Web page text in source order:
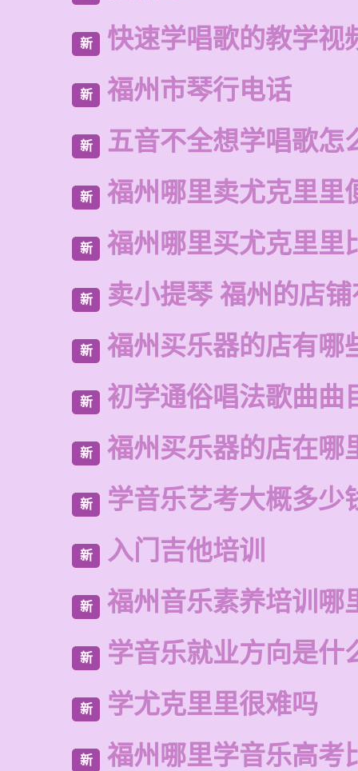
新 快速学唱歌的教学视
新 福州市琴行电话
新 五音不全想学唱歌怎
新 福州哪里卖尤克里里
新 福州哪里买尤克里里
新 卖小提琴 福州的店
新 福州买乐器的店有哪
新 初学通俗唱法歌曲曲
新 福州买乐器的店在哪
新 学音乐艺考大概多少
新 入门吉他培训
新 福州音乐素养培训哪
新 学音乐就业方向是什
新 学尤克里里很难吗
新 福州哪里学音乐高考